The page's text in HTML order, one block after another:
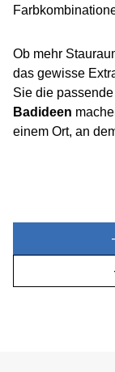
Ob mehr
das gewisse
Sie die
Badideen
einem Ort, an